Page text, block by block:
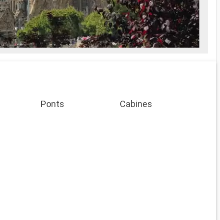
Spa
soins Spa
Ponts Cabines